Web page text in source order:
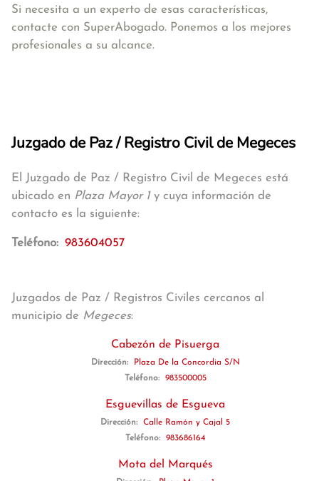
Si necesita a un experto de esas características,
contacte con SuperAbogado. Ponemos a los mejores
profesionales a su alcance.
Juzgado de Paz / Registro Civil de Megeces
El Juzgado de Paz / Registro Civil de Megeces está
ubicado en Plaza Mayor 1y cuya información de
contacto es la siguiente:
Teléfono: 983604057
Juzgados de Paz / Registros Civiles cercanos al
municipio de Megeces:
Cabezón de Pisuerga
Dirección:
Plaza De la Concordia S/N
Teléfono:
983500005
Esguevillas de Esgueva
Dirección:
Calle Ramón y Cajal 5
Teléfono:
983686164
Mota del Marqués